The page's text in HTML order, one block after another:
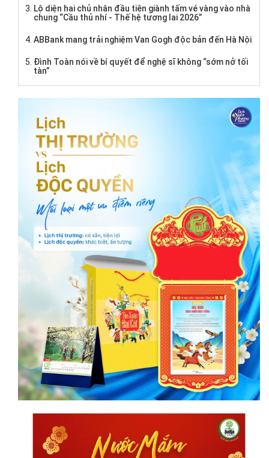
Lộ diện hai chủ nhân đầu tiên giành tấm vé vàng vào nhà
chung “Cầu thủ nhí - Thế hệ tương lai 2026”
ABBank mang trải nghiệm Van Gogh độc bản đến Hà Nội
Đình Toàn nói về bí quyết để nghệ sĩ không “sớm nở tối
tàn”